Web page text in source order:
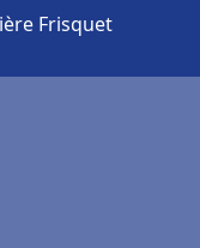
Frisquet